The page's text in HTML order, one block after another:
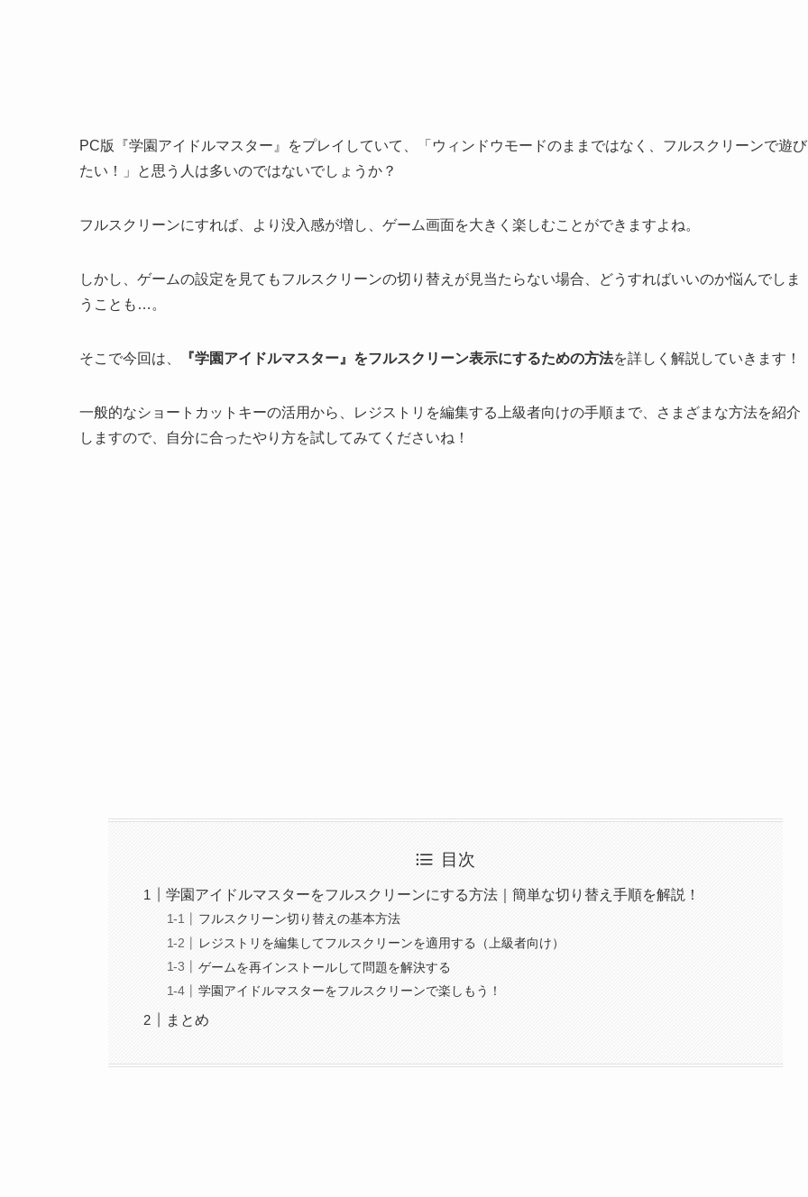
PC版『学園アイドルマスター』をプレイしていて、「ウィンドウモードのままではなく、フルスクリーンで遊び
たい！」と思う人は多いのではないでしょうか？
フルスクリーンにすれば、より没入感が増し、ゲーム画面を大きく楽しむことができますよね。
しかし、ゲームの設定を見てもフルスクリーンの切り替えが見当たらない場合、どうすればいいのか悩んでしま
うことも…。
そこで今回は、 『学園アイドルマスター』をフルスクリーン表示にするための方法を詳しく解説していきます！
一般的なショートカットキーの活用から、レジストリを編集する上級者向けの手順まで、さまざまな方法を紹介
しますので、自分に合ったやり方を試してみてくださいね！
目次
学園アイドルマスターをフルスクリーンにする方法｜簡単な切り替え手順を解説！
フルスクリーン切り替えの基本方法
レジストリを編集してフルスクリーンを適用する（上級者向け）
ゲームを再インストールして問題を解決する
学園アイドルマスターをフルスクリーンで楽しもう！
まとめ